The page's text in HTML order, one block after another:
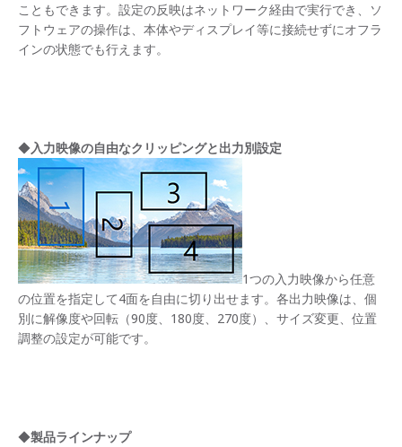
こともできます。設定の反映はネットワーク経由で実行でき、ソ
フトウェアの操作は、本体やディスプレイ等に接続せずにオフラ
インの状態でも行えます。
◆入力映像の自由なクリッピングと出力別設定
1つの入力映像から任意
の位置を指定して4面を自由に切り出せます。各出力映像は、個
別に解像度や回転（90度、180度、270度）、サイズ変更、位置
調整の設定が可能です。
◆製品ラインナップ